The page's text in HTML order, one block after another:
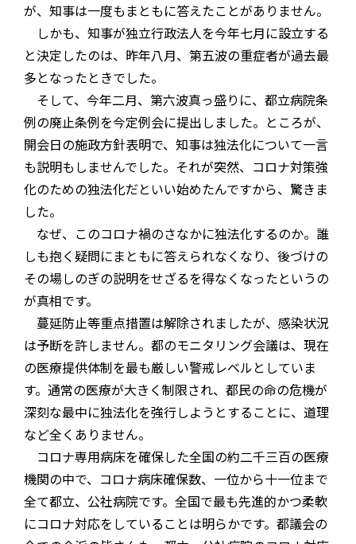
が、知事は一度もまともに答えたことがありません。
しかも、知事が独立行政法人を今年七月に設立する
と決定したのは、昨年八月、第五波の重症者が過去最
多となったときでした。
そして、今年二月、第六波真っ盛りに、都立病院条
例の廃止条例を今定例会に提出しました。ところが、
開会日の施政方針表明で、知事は独法化について一言
も説明もしませんでした。それが突然、コロナ対策強
化のための独法化だといい始めたんですから、驚きま
した。
なぜ、このコロナ禍のさなかに独法化するのか。誰
しも抱く疑問にまともに答えられなくなり、後づけの
その場しのぎの説明をせざるを得なくなったというの
が真相です。
蔓延防止等重点措置は解除されましたが、感染状況
は予断を許しません。都のモニタリング会議は、現在
の医療提供体制を最も厳しい警戒レベルとしていま
す。通常の医療が大きく制限され、都民の命の危機が
深刻な最中に独法化を強行しようとすることに、道理
など全くありません。
コロナ専用病床を確保した全国の約二千三百の医療
機関の中で、コロナ病床確保数、一位から十一位まで
全て都立、公社病院です。全国で最も先進的かつ柔軟
にコロナ対応をしていることは明らかです。都議会の